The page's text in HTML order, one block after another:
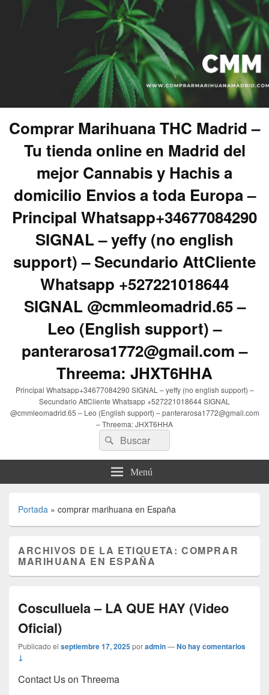
Comprar Marihuana THC Madrid –
Tu tienda online en Madrid del
mejor Cannabis y Hachis a
domicilio Envios a toda Europa –
Principal Whatsapp+34677084290
SIGNAL – yeffy (no english
support) – Secundario AttCliente
Whatsapp +527221018644
SIGNAL @cmmleomadrid.65 –
Leo (English support) –
panterarosa1772@gmail.com –
Threema: JHXT6HHA
Principal Whatsapp+34677084290 SIGNAL – yeffy (no english support) –
Secundario AttCliente Whatsapp +527221018644 SIGNAL
@cmmleomadrid.65 – Leo (English support) – panterarosa1772@gmail.com
– Threema: JHXT6HHA
Buscar
por:
Buscar
Menú
Portada » comprar marihuana en España
ARCHIVOS DE LA ETIQUETA:COMPRAR
MARIHUANA EN ESPAÑA
Cosculluela – LA QUE HAY (Video
Oficial)
Publicado el septiembre 17, 2025poradmin—No hay comentarios
↓
Contact Us on Threema